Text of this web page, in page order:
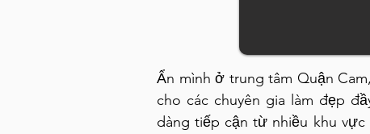
Ẩn mình ở trung tâm Quận
cho các chuyên gia làm đẹp
dàng tiếp cận từ nhiều khu